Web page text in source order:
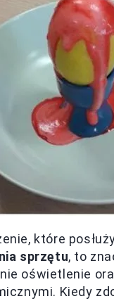
które
sprzętu, to
oświetlenie
Kiedy